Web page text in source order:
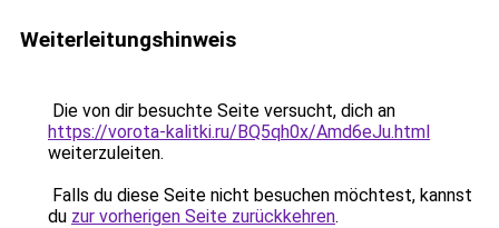
Weiterleitungshinweis
Die von dir besuchte Seite versucht, dich an
https://vorota-kalitki.ru/BQ5qh0x/Amd6eJu.html
weiterzuleiten.
Falls du diese Seite nicht besuchen möchtest, kannst
du zur vorherigen Seite zurückkehren.